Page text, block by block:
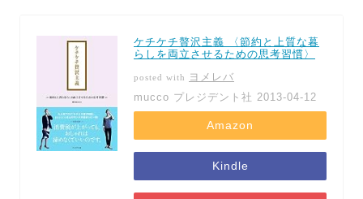
ケチケチ贅沢主義 〈節約と上質な暮
らしを両立させるための思考習慣〉
posted with
ヨメレバ
mucco プレジデント社 2013-04-12
Amazon
Kindle